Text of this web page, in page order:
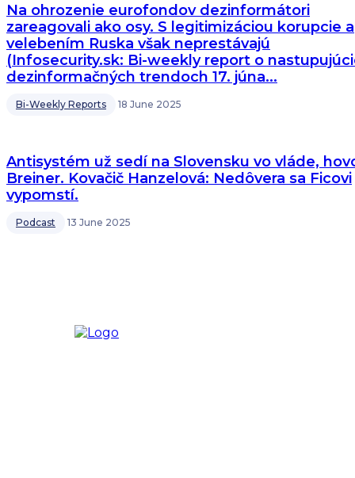
Na ohrozenie eurofondov dezinformátori
zareagovali ako osy. S legitimizáciou korupcie a
velebením Ruska však neprestávajú
(Infosecurity.sk: Bi-weekly report o
dezinformačných trendoch 17. júna...
Bi-Weekly Reports 18 June 2025
Antisystém už sedí na Slovensku vo vláde,
Breiner. Kovačič Hanzelová: Nedôvera sa Ficovi
vypomstí.
Podcast 13 June 2025